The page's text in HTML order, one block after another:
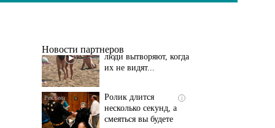
Новости партнеров
i
Ролик длится
несколько секунд, а
долго
Королева вагона